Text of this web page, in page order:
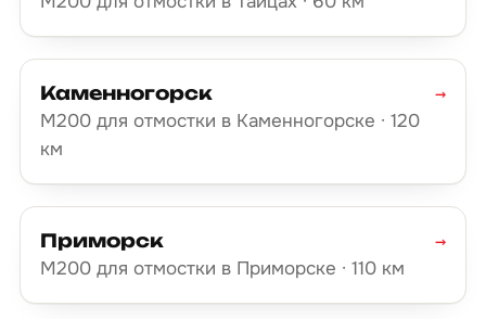
Каменногорск
М200 для отмостки в Каменногорске · 120
км
→
Приморск
М200 для отмостки в Приморске · 110 км
→